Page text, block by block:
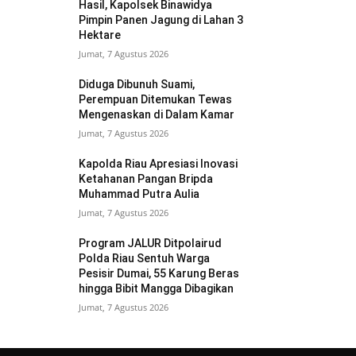
Hasil, Kapolsek Binawidya
Pimpin Panen Jagung di Lahan 3
Hektare
Jumat, 7 Agustus 2026
Diduga Dibunuh Suami,
Perempuan Ditemukan Tewas
Mengenaskan di Dalam Kamar
Jumat, 7 Agustus 2026
Kapolda Riau Apresiasi Inovasi
Ketahanan Pangan Bripda
Muhammad Putra Aulia
Jumat, 7 Agustus 2026
Program JALUR Ditpolairud
Polda Riau Sentuh Warga
Pesisir Dumai, 55 Karung Beras
hingga Bibit Mangga Dibagikan
Jumat, 7 Agustus 2026